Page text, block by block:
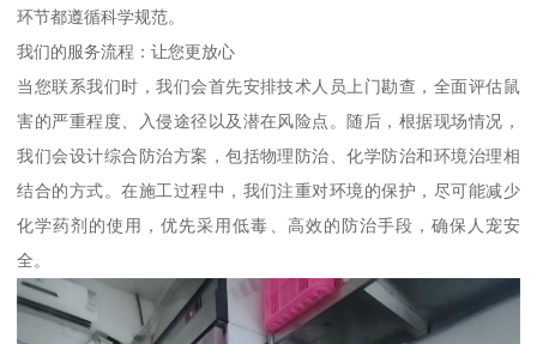
环节都遵循科学规范。
我们的服务流程：让您更放心
当您联系我们时，我们会首先安排技术人员上门勘查，全面评估鼠
害的严重程度、入侵途径以及潜在风险点。随后，根据现场情况，
我们会设计综合防治方案，包括物理防治、化学防治和环境治理相
结合的方式。在施工过程中，我们注重对环境的保护，尽可能减少
化学药剂的使用，优先采用低毒、高效的防治手段，确保人宠安
全。